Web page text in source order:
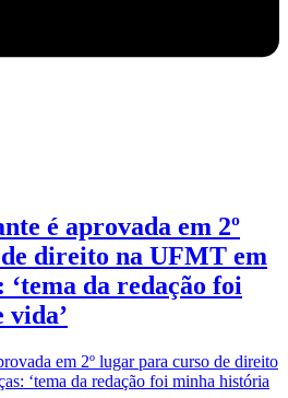
é aprovada em 2º
direito na UFMT em
da redação foi
vida’